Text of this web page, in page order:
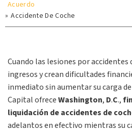
Acuerdo
» Accidente De Coche
Cuando las lesiones por
ingresos y crean dificultades
inmediato sin aumentar su carga
Capital ofreceWashington, D.C.,
liquidación de accidentes de
adelantos en efectivo mientras su